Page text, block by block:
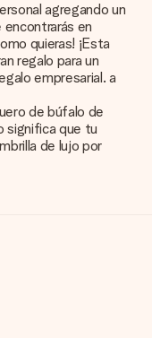
agregando un
en
quieras! ¡Esta
regalo para un
empresarial. a
de búfalo de
significa que tu
de lujo por